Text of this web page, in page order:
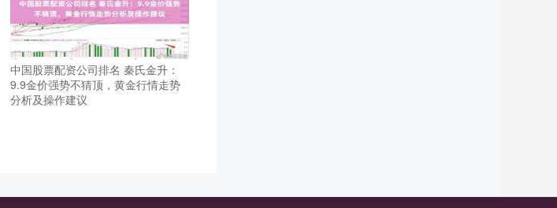
中国股票配资公司排名 秦氏金升：
9.9金价强势不猜顶，黄金行情走势
分析及操作建议